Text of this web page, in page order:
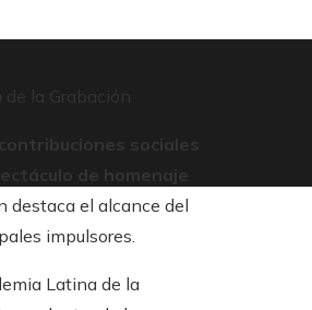
sociales
de homenaje
destaca el alcance del
impulsores.
Latina de la